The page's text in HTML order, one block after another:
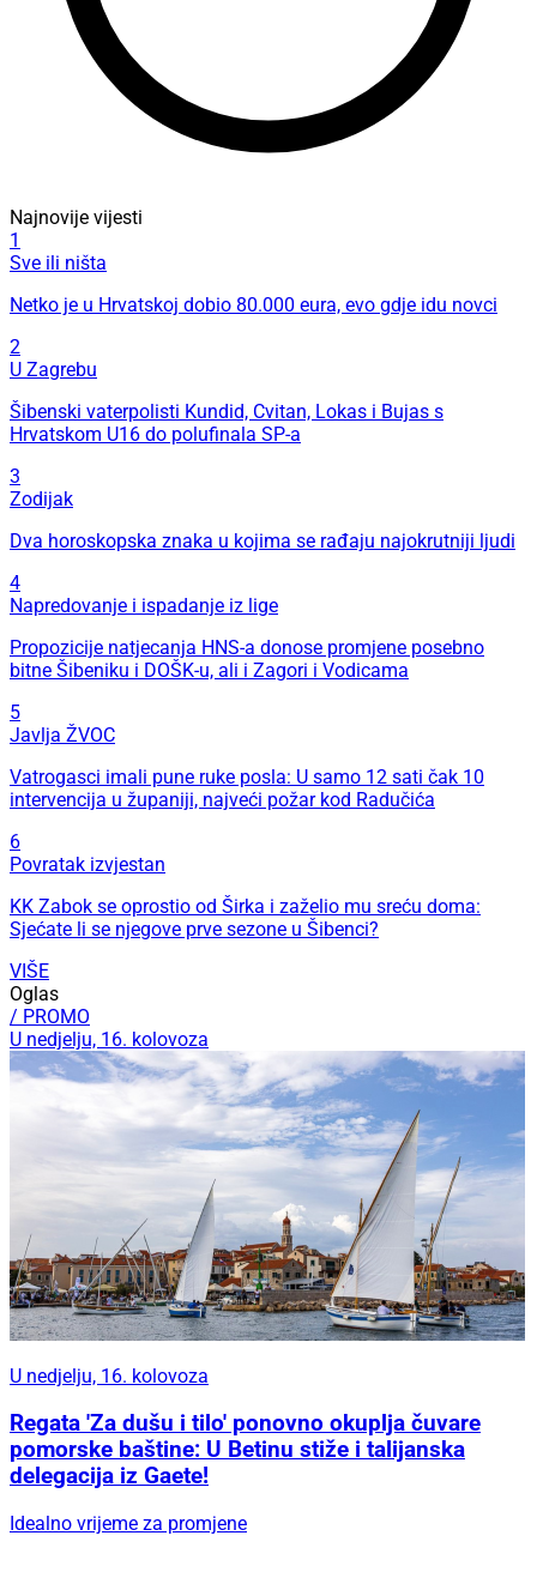
Najnovije vijesti
1
Sve ili ništa
Netko je u Hrvatskoj dobio 80.000 eura, evo gdje idu novci
2
U Zagrebu
Šibenski vaterpolisti Kundid, Cvitan, Lokas i Bujas s
Hrvatskom U16 do polufinala SP-a
3
Zodijak
Dva horoskopska znaka u kojima se rađaju najokrutniji ljudi
4
Napredovanje i ispadanje iz lige
Propozicije natjecanja HNS-a donose promjene posebno
bitne Šibeniku i DOŠK-u, ali i Zagori i Vodicama
5
Javlja ŽVOC
Vatrogasci imali pune ruke posla: U samo 12 sati čak 10
intervencija u županiji, najveći požar kod Radučića
6
Povratak izvjestan
KK Zabok se oprostio od Širka i zaželio mu sreću doma:
Sjećate li se njegove prve sezone u Šibenci?
VIŠE
Oglas
/ PROMO
U nedjelju, 16. kolovoza
U nedjelju, 16. kolovoza
Regata 'Za dušu i tilo' ponovno okuplja čuvare
pomorske baštine: U Betinu stiže i talijanska
delegacija iz Gaete!
Idealno vrijeme za promjene